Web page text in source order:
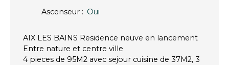
Ascenseur : Oui
AIX LES BAINS Residence neuve en lancement
Entre nature et centre ville
4 pieces de 95M2 avec sejour cuisine de 37M2, 3